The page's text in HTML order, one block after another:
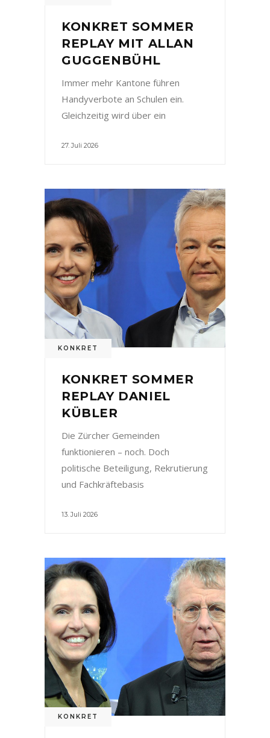
KONKRET SOMMER
REPLAY MIT ALLAN
GUGGENBÜHL
Immer mehr Kantone führen
Handyverbote an Schulen ein.
Gleichzeitig wird über ein
27. Juli 2026
KONKRET
KONKRET SOMMER
REPLAY DANIEL
KÜBLER
Die Zürcher Gemeinden
funktionieren – noch. Doch
politische Beteiligung, Rekrutierung
und Fachkräftebasis
13. Juli 2026
KONKRET